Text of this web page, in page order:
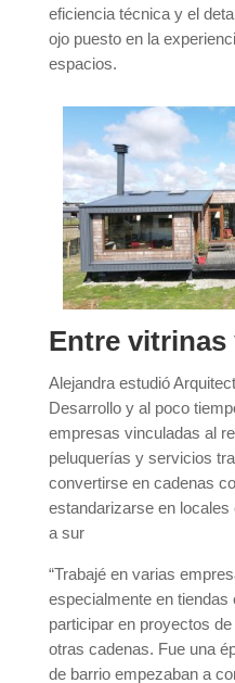
eficiencia técnica y el
ojo puesto en la
espacios.
Entre vitrinas
Alejandra estudió
Desarrollo y al poco
empresas vinculadas al
peluquerías y servicios
convertirse en cadenas
estandarizarse en
a sur
“Trabajé en varias
especialmente en
participar en proyectos
otras cadenas. Fue una
de barrio empezaban a